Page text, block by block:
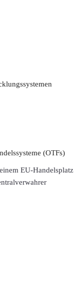
(OTFs)
EU-Handelsplatz